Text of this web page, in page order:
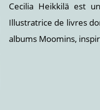
Cecilia Heikkilä est
Illustratrice de livres
albums Moomins,